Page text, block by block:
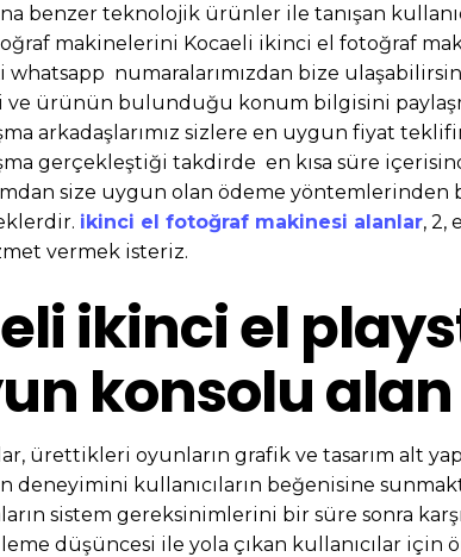
benzer teknolojik ürünler ile tanışan
makinelerini Kocaeli ikinci el fotoğraf
whatsapp numaralarımızdan bize
ve ürünün bulunduğu konum bilgisini
arkadaşlarımız sizlere en uygun fiyat
gerçekleştiği takdirde en kısa süre
size uygun olan ödeme
ikinci el fotoğraf makinesi alanlar, 2,
vermek isteriz.
ikinci el
konsolu
ürettikleri oyunların grafik ve tasarım alt
deneyimini kullanıcıların beğenisine
sistem gereksinimlerini bir süre sonra
düşüncesi ile yola çıkan kullanıcılar için